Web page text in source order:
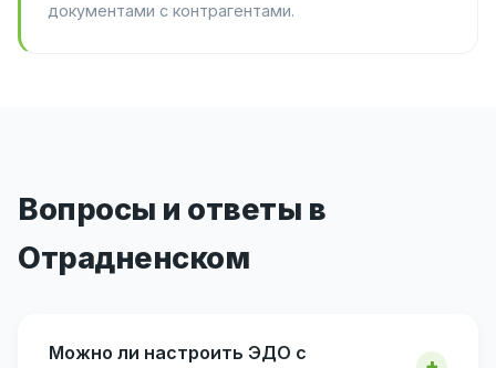
документами с контрагентами.
Вопросы и ответы в
Отрадненском
Можно ли настроить ЭДО с